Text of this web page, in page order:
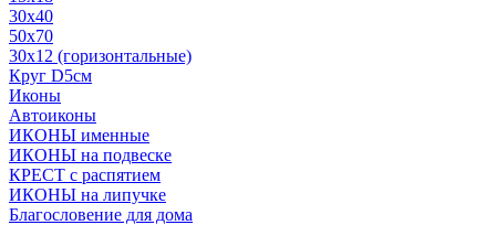
30x40
50x70
30x12 (горизонтальные)
Круг D5см
Иконы
Автоиконы
ИКОНЫ именные
ИКОНЫ на подвеске
КРЕСТ с распятием
ИКОНЫ на липучке
Благословение для дома